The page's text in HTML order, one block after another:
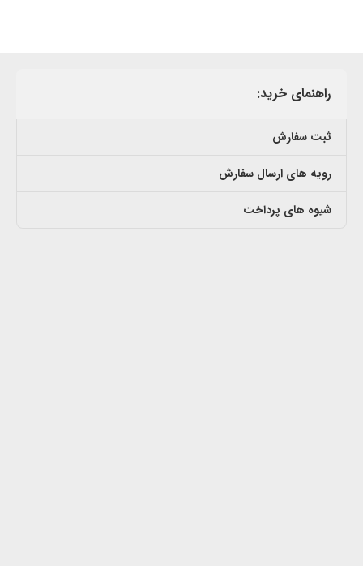
راهنمای خرید:
ثبت سفارش
رویه های ارسال سفارش
شیوه های پرداخت